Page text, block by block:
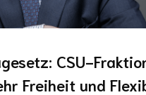
CSU-
Freiheit und